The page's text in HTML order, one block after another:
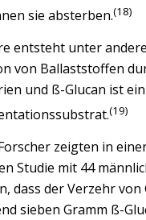
sie absterben.(18)
entsteht unter
von Ballaststoffen
und ß-Glucan ist
(19)
zeigten in
Studie mit 44
dass der Verzehr von
sieben Gramm ß-